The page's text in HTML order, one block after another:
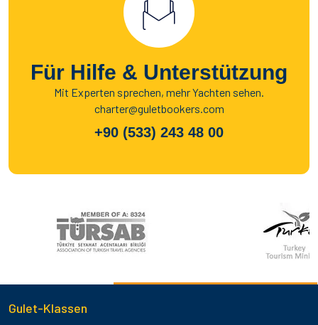
Für Hilfe & Unterstützung
Mit Experten sprechen, mehr Yachten sehen.
charter@guletbookers.com
+90 (533) 243 48 00
Gulet-Klassen